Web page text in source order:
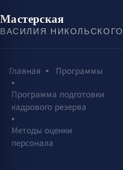
Мастерская
ВАСИЛИЯ НИКОЛЬСКОГО
Главная •
Программы
•
Программа подготовки
кадрового резерва
•
Методы оценки
персонала